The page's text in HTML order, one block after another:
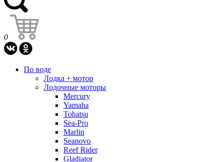
0
По воде
Лодка + мотор
Лодочные моторы
Mercury
Yamaha
Tohatsu
Sea-Pro
Marlin
Seanovo
Reef Rider
Gladiator